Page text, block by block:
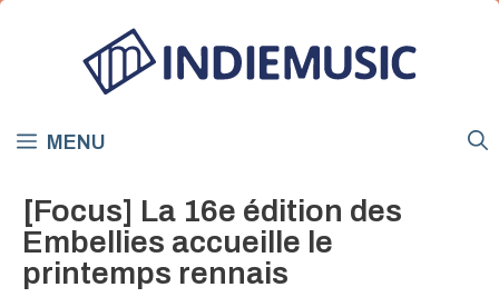
MENU
[Focus] La 16e édition des
Embellies accueille le
printemps rennais